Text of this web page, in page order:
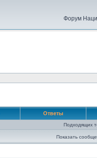
Форум
Ответы
Подходящих
Показать